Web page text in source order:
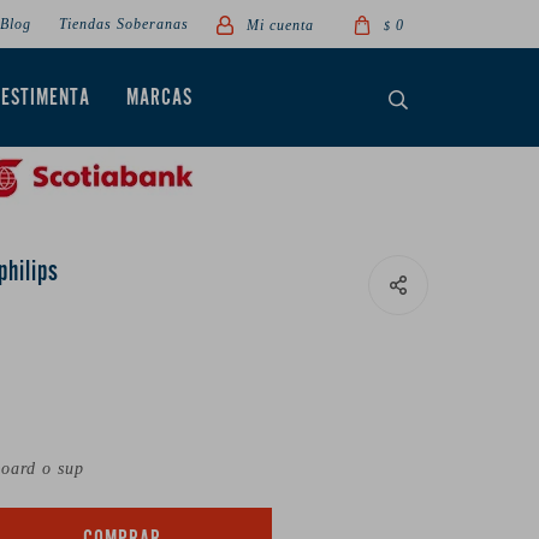
MARCAS
$ 0
Blog Tiendas Soberanas
o sup